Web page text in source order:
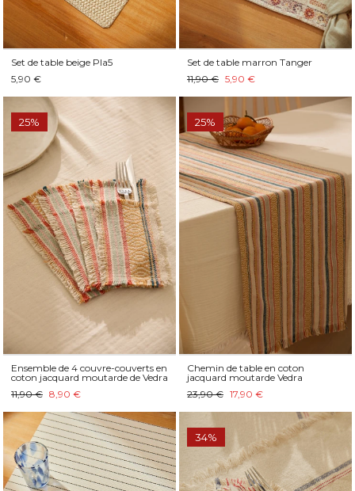
Set de table beige Pla5
5,90 €
Set de table marron Tanger
11,90 € 5,90 €
25%
Ensemble de 4 couvre-couverts en
coton jacquard moutarde de Vedra
11,90 € 8,90 €
25%
Chemin de table en coton
jacquard moutarde Vedra
23,90 € 17,90 €
34%